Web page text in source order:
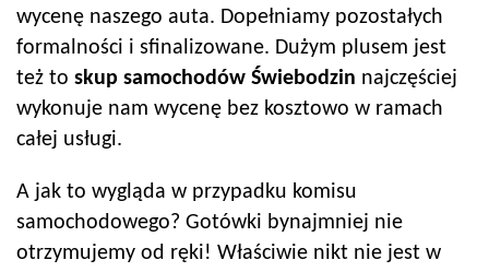
wycenę naszego auta. Dopełniamy pozostałych
formalności i sfinalizowane. Dużym plusem jest
też to skup samochodów Świebodzin najczęściej
wykonuje nam wycenę bez kosztowo w ramach
całej usługi.
A jak to wygląda w przypadku komisu
samochodowego? Gotówki bynajmniej nie
otrzymujemy od ręki! Właściwie nikt nie jest w